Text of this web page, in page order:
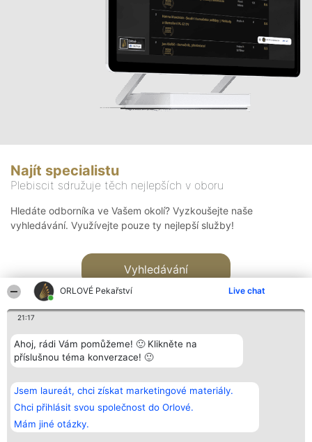
ORLOVÉ Pekařství Live chat
21:17
Ahoj, rádi Vám pomůžeme! 🙂 Klikněte na
příslušnou téma konverzace! 🙂
Jsem laureát, chci získat marketingové materiály.
Chci přihlásit svou společnost do Orlové.
Mám jiné otázky.
Najít specialistu
Plebiscit sdružuje těch nejlepších v oboru
Hledáte odborníka ve Vašem okolí? Vyzkoušejte naše
vyhledávání. Využívejte pouze ty nejlepší služby!
Vyhledávání
Bright Side Solutions sp. z o.
o. sp. k.
ul. Ruska 22
Wrocław 50-079
KRS 0000749100 | Regon
381313360 | NIP 8943132676
Vítězové
Seznam všech
laureátů
Zásady
Zásady
Kontakt